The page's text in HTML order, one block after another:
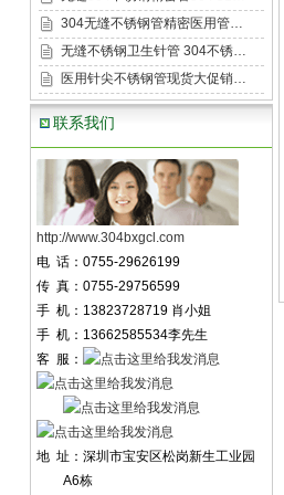
304无缝不锈钢管精密医用管…
无缝不锈钢卫生针管 304不锈…
医用针尖不锈钢管现货大促销…
联系我们
http://www.304bxgcl.com
电 话：0755-29626199
传 真：0755-29756599
手 机：13823728719 肖小姐
手 机：13662585534李先生
客 服：
地 址：深圳市宝安区松岗新生工业园
A6栋